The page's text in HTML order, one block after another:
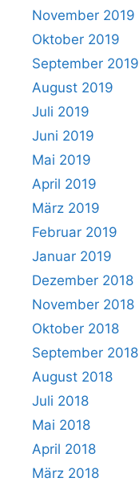
November 2019
Oktober 2019
September 2019
August 2019
Juli 2019
Juni 2019
Mai 2019
April 2019
März 2019
Februar 2019
Januar 2019
Dezember 2018
November 2018
Oktober 2018
September 2018
August 2018
Juli 2018
Mai 2018
April 2018
März 2018